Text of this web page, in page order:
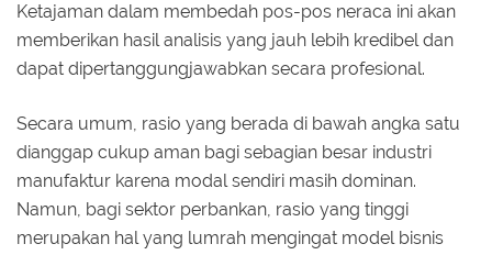
Ketajaman dalam membedah pos-pos neraca ini akan
memberikan hasil analisis yang jauh lebih kredibel dan
dapat dipertanggungjawabkan secara profesional.
Secara umum, rasio yang berada di bawah angka satu
dianggap cukup aman bagi sebagian besar industri
manufaktur karena modal sendiri masih dominan.
Namun, bagi sektor perbankan, rasio yang tinggi
merupakan hal yang lumrah mengingat model bisnis